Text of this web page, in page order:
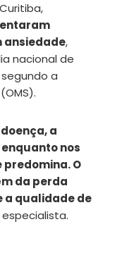
ansiedade,
nacional de
a
a
nos
O
da perda
a qualidade de